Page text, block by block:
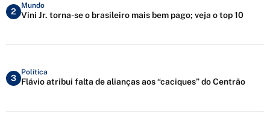
2
Mundo
Vini Jr. torna-se o brasileiro mais bem pago; veja o top 10
3
Política
Flávio atribui falta de alianças aos “caciques” do Centrão